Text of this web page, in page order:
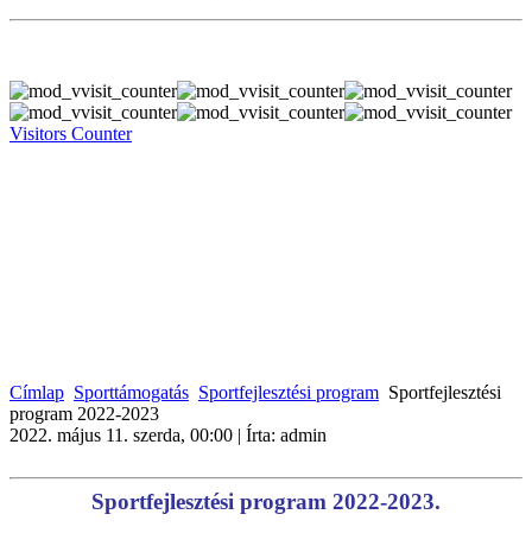
Visitors Counter
Címlap Sporttámogatás Sportfejlesztési program Sportfejlesztési
program 2022-2023
2022. május 11. szerda, 00:00 | Írta: admin
Sportfejlesztési program 2022-2023.